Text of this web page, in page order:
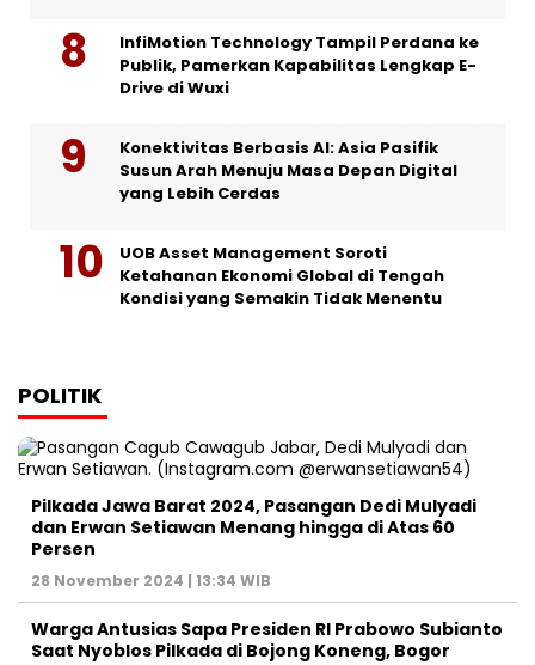
InfiMotion Technology Tampil Perdana ke
Publik, Pamerkan Kapabilitas Lengkap E-
Drive di Wuxi
Konektivitas Berbasis AI: Asia Pasifik
Susun Arah Menuju Masa Depan Digital
yang Lebih Cerdas
UOB Asset Management Soroti
Ketahanan Ekonomi Global di Tengah
Kondisi yang Semakin Tidak Menentu
POLITIK
Pilkada Jawa Barat 2024, Pasangan Dedi Mulyadi
dan Erwan Setiawan Menang hingga di Atas 60
Persen
28 November 2024 | 13:34 WIB
Warga Antusias Sapa Presiden RI Prabowo Subianto
Saat Nyoblos Pilkada di Bojong Koneng, Bogor